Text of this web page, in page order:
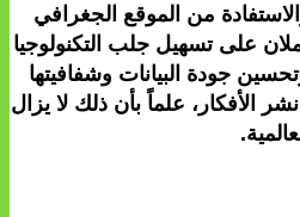
والاستفادة من الموقع الجغرافي
على تسهيل جلب التكنولوجيا
جودة البيانات وشفافيتها
الأفكار، علماً بأن ذلك لا يزال